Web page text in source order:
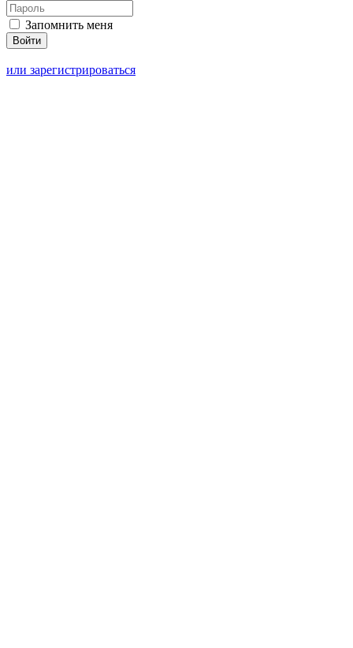
Запомнить меня
или зарегистрироваться